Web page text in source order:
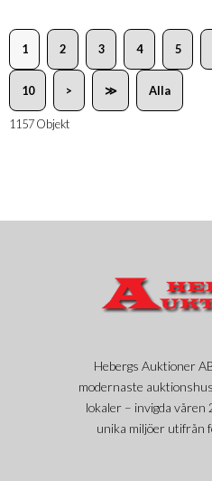
1 2 3 4 5
10 > ≫ Alla
1157 Objekt
Hebergs Auktioner
modernaste
lokaler – invigda våren
unika miljöer utifrån